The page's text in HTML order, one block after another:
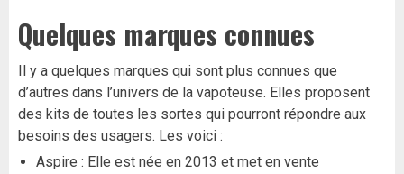
Quelques marques connues
Il y a quelques marques qui sont plus connues que
d’autres dans l’univers de la vapoteuse. Elles proposent
des kits de toutes les sortes qui pourront répondre aux
besoins des usagers. Les voici :
Aspire : Elle est née en 2013 et met en vente